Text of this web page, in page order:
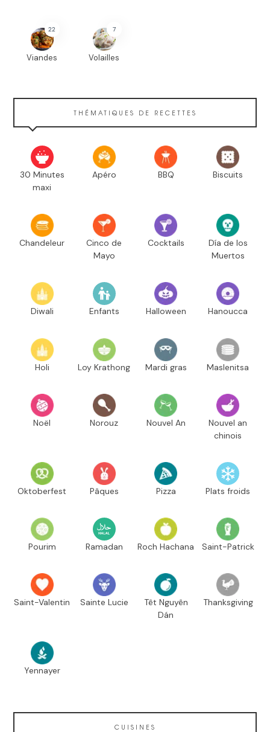
22
Viandes
7
Volailles
THÉMATIQUES DE RECETTES
30 Minutes
maxi
Apéro BBQ Biscuits
Chandeleur
Cinco de
Mayo
Cocktails
Día de los
Muertos
Diwali Enfants Halloween Hanoucca
Holi Loy Krathong Mardi gras Maslenitsa
Noël Norouz Nouvel An
Nouvel an
chinois
Oktoberfest Pâques Pizza Plats froids
Pourim Ramadan Roch Hachana Saint-Patrick
Saint-Valentin Sainte Lucie
Têt Nguyên
Dán
Thanksgiving
Yennayer
CUISINES